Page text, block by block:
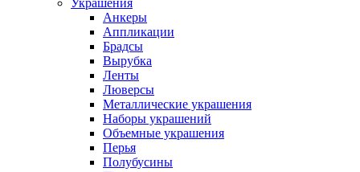
Украшения
Анкеры
Аппликации
Брадсы
Вырубка
Ленты
Люверсы
Металлические украшения
Наборы украшений
Объемные украшения
Перья
Полубусины